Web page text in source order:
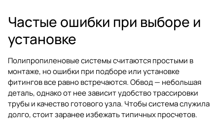
Частые ошибки при выборе и
установке
Полипропиленовые системы считаются простыми в
монтаже, но ошибки при подборе или установке
фитингов все равно встречаются. Обвод — небольшая
деталь, однако от нее зависит удобство трассировки
трубы и качество готового узла. Чтобы система служила
долго, стоит заранее избежать типичных просчетов.